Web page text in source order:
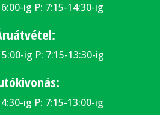
ig P: 7:15-14:30-ig
ig P: 7:15-13:30-ig
ig P: 7:15-13:00-ig